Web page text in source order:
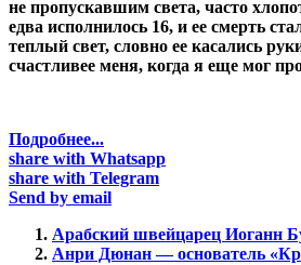
не пропускавшим света, часто
едва исполнилось 16, и ее смерть
теплый свет, словно ее касались
счастливее меня, когда я еще мог
Подробнее...
share with Whatsapp
share with Telegram
Send by email
Арабский швейцарец Иоганн
Анри Дюнан — основатель